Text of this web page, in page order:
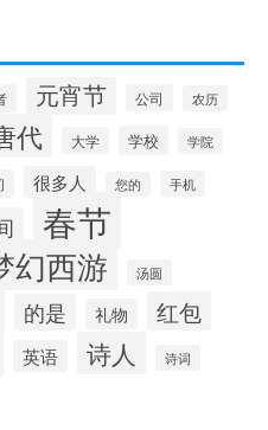
元宵节 公司 农历
代 大学 学校 学院
很多人 您的 手机
春节
幻西游 汤圆
的是 礼物 红包
英语 诗人 诗词